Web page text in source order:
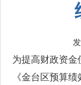
为提高财政资金
《金台区预算